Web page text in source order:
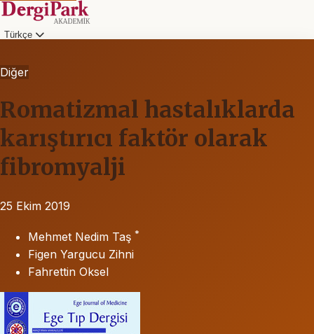
Türkçe
Diğer
Romatizmal hastalıklarda
karıştırıcı faktör olarak
fibromyalji
25 Ekim 2019
Mehmet Nedim Taş *
Figen Yargucu Zihni
Fahrettin Oksel